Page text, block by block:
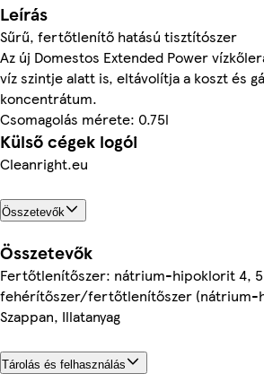
Leírás
Sűrű, fertőtlenítő hatású tisztítószer
Az új Domestos Extended Power
víz szintje alatt is, eltávolítja a koszt és
koncentrátum.
Csomagolás mérete: 0.75l
Külső cégek logói
Cleanright.eu
Összetevők
Összetevők
Fertőtlenítőszer: nátrium-hipoklorit 4,
fehérítőszer/fertőtlenítőszer (nátrium-
Szappan, Illatanyag
Tárolás és felhasználás